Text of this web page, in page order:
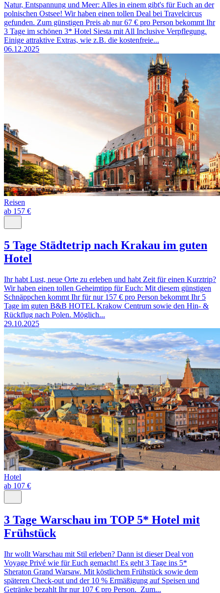
Natur, Entspannung und Meer: Alles in einem gibt's für Euch an der
polnischen Ostsee! Wir haben einen tollen Deal bei Travelcircus
gefunden. Zum günstigen Preis ab nur 67 € pro Person bekommt Ihr
3 Tage im schönen 3* Hotel Siesta mit All Inclusive Verpflegung.
Einige attraktive Extras, wie z.B. die kostenfreie...
06.12.2025
Reisen
ab 157 €
5 Tage Städtetrip nach Krakau im guten
Hotel
Ihr habt Lust, neue Orte zu erleben und habt Zeit für einen Kurztrip?
Wir haben einen tollen Geheimtipp für Euch: Mit diesem günstigen
Schnäppchen kommt Ihr für nur 157 € pro Person bekommt Ihr 5
Tage im guten B&B HOTEL Krakow Centrum sowie den Hin- &
Rückflug nach Polen. Möglich...
29.10.2025
Hotel
ab 107 €
3 Tage Warschau im TOP 5* Hotel mit
Frühstück
Ihr wollt Warschau mit Stil erleben? Dann ist dieser Deal von
Voyage Privé wie für Euch gemacht! Es geht 3 Tage ins 5*
Sheraton Grand Warsaw. Mit köstlichem Frühstück sowie dem
späteren Check-out und der 10 % Ermäßigung auf Speisen und
Getränke bezahlt Ihr nur 107 € pro Person. Zum...